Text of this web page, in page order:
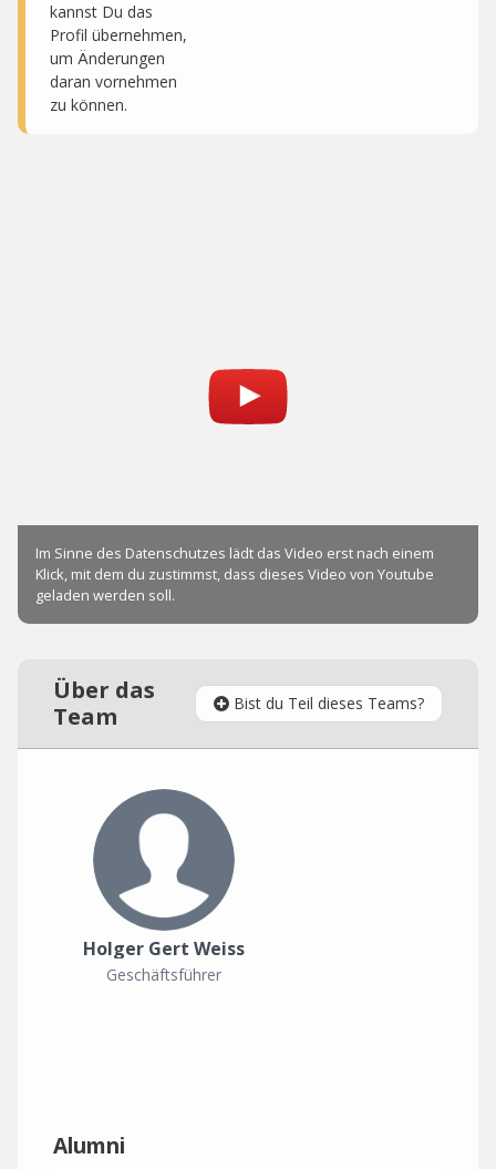
kannst Du das
Profil übernehmen,
um Änderungen
daran vornehmen
zu können.
Über das
Team
Bist du Teil dieses Teams?
Holger Gert Weiss
Geschäftsführer
Alumni